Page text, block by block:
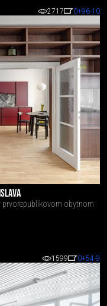
2717 0+96-10
prvorepublikovom obytnom
1599 0+54-9